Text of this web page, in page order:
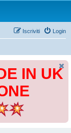
Login
Iscriviti
IN UK